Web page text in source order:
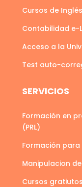
Cursos de Inglés
Contabilidad e-
Acceso a la
Test auto-
SERVICIOS
Formación en
(PRL)
Formación
Manipulacion
Cursos